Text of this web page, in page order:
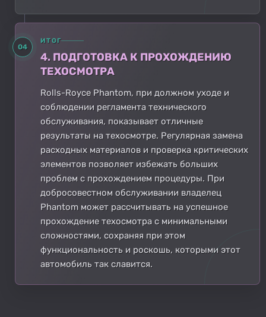
04
ИТОГ
4. ПОДГОТОВКА К ПРОХОЖДЕНИЮ
ТЕХОСМОТРА
Rolls-Royce Phantom, при должном уходе и
соблюдении регламента технического
обслуживания, показывает отличные
результаты на техосмотре. Регулярная замена
расходных материалов и проверка критических
элементов позволяет избежать больших
проблем с прохождением процедуры. При
добросовестном обслуживании владелец
Phantom может рассчитывать на успешное
прохождение техосмотра с минимальными
сложностями, сохраняя при этом
функциональность и роскошь, которыми этот
автомобиль так славится.